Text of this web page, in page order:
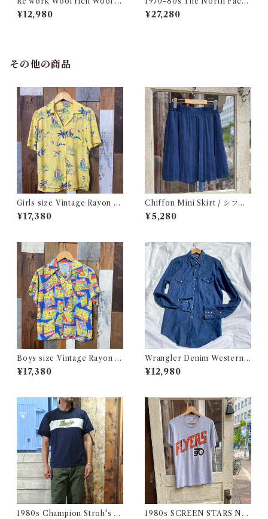
oa Vest / リワーク ウールリ
ッチ ウール ボア ベスト 古着
¥12,980
Down Jacket Talon Navy /
茶タグ ノースフェイス ダウン
¥27,280
その他の商品
Girls size Vintage Rayon H
awaiian Shirt / ガールズ サイ
ズ ヴィンテージ レーヨン ハワ
¥17,380
Chiffon Mini Skirt / シフォ
ン ミニ プリーツ スカート 古
着
¥5,280
Boys size Vintage Rayon H
awaiian Shirt / ボーイズ サイ
ズ ヴィンテージ レーヨン ハワ
¥17,380
Wrangler Denim Western S
hirt 16 1/2 Made in USA / ラ
ングラー デニム ウエスタン シ
¥12,980
1980s Champion Stroh's W
1980s SCREEN STARS NF